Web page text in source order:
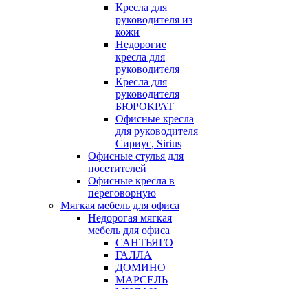
Кресла для
руководителя из
кожи
Недорогие
кресла для
руководителя
Кресла для
руководителя
БЮРОКРАТ
Офисные кресла
для руководителя
Сириус, Sirius
Офисные стулья для
посетителей
Офисные кресла в
переговорную
Мягкая мебель для офиса
Недорогая мягкая
мебель для офиса
САНТЬЯГО
ГАЛЛА
ДОМИНО
МАРСЕЛЬ